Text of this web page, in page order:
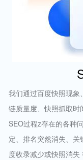
我们通过百度快照现
链质量度、快照抓取
SEO过程z存在的各种
定、排名突然消失、
度收录减少或快照消失